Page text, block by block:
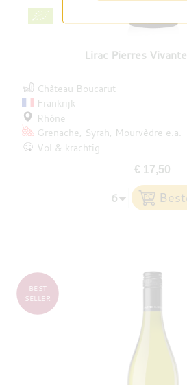
Lirac Pierres
Château Boucarut
Frankrijk
Rhône
Grenache
Syrah Mourvèdre e.a.
Vol & krachtig
€ 17,50
BEST
SELLER